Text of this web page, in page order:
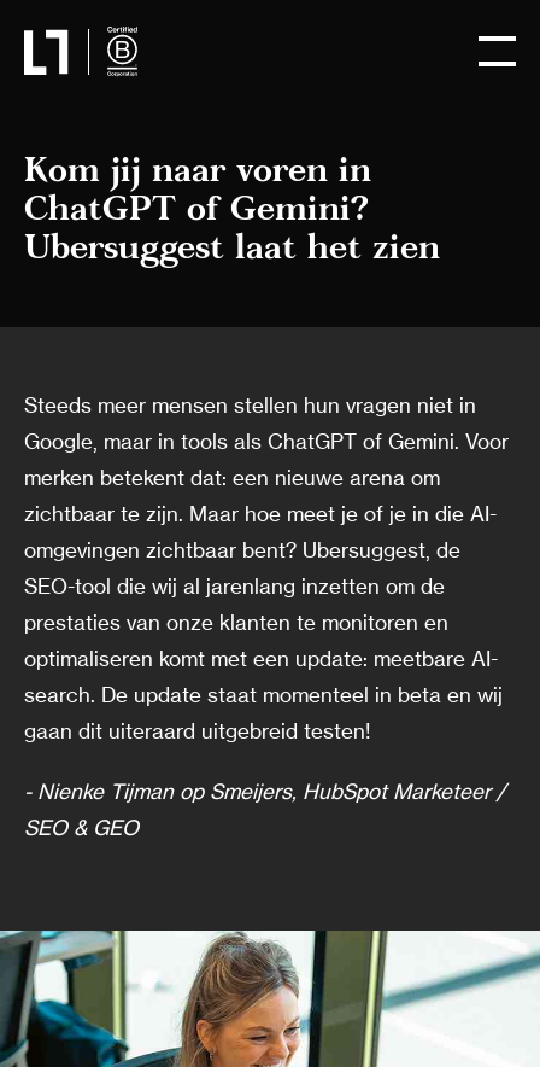
Kom jij naar voren in
ChatGPT of Gemini?
Ubersuggest laat het zien
Steeds meer mensen stellen hun vragen niet in
Google, maar in tools als ChatGPT of Gemini. Voor
merken betekent dat: een nieuwe arena om
zichtbaar te zijn. Maar hoe meet je of je in die AI-
omgevingen zichtbaar bent? Ubersuggest, de
SEO-tool die wij al jarenlang inzetten om de
prestaties van onze klanten te monitoren en
optimaliseren komt met een update: meetbare AI-
search. De update staat momenteel in beta en wij
gaan dit uiteraard uitgebreid testen!
- Nienke Tijman op Smeijers, HubSpot Marketeer /
SEO & GEO